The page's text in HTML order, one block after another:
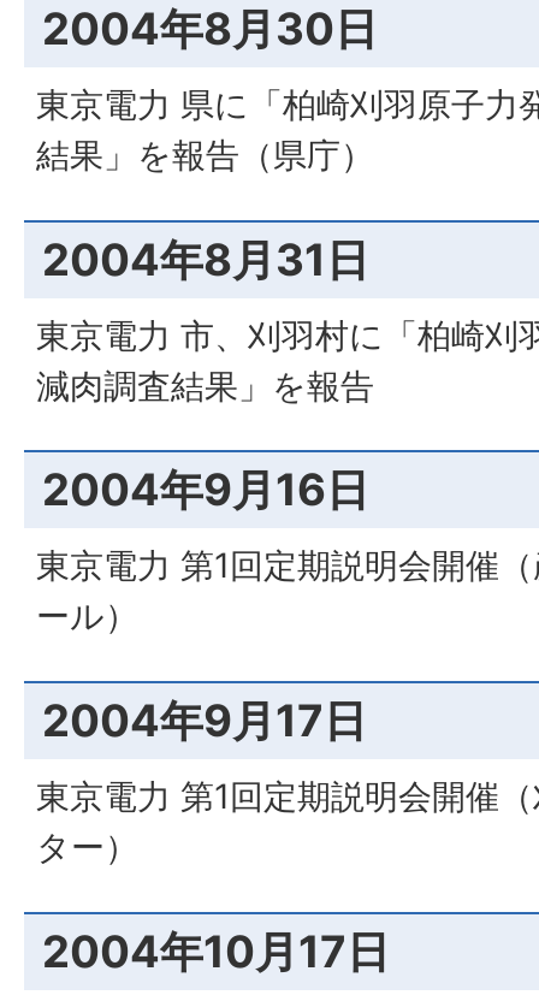
2004年8月30日
東京電力 県に「柏崎刈羽原子力
結果」を報告（県庁）
2004年8月31日
東京電力 市、刈羽村に「柏崎刈
減肉調査結果」を報告
2004年9月16日
東京電力 第1回定期説明会開催
ール）
2004年9月17日
東京電力 第1回定期説明会開催
ター）
2004年10月17日